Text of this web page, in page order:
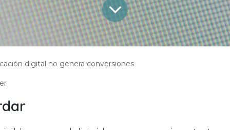
digital no genera conversiones